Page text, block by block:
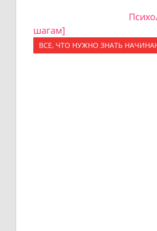
шагам]
ВСЕ, ЧТО НУЖНО ЗНАТЬ